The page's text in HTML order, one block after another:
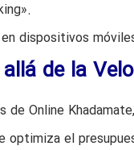
dispositivos
de la
Online
optimiza el